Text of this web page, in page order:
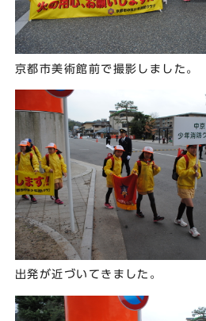
京都市美術館前で撮影しました。
出発が近づいてきました。